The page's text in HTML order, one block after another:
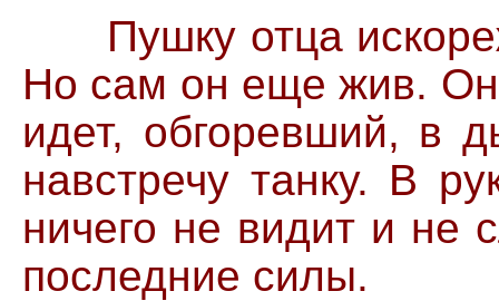
Пушку отца
Но сам он еще жив. Он
идет, обгоревший, в
навстречу танку. В
ничего не видит и не
последние силы.